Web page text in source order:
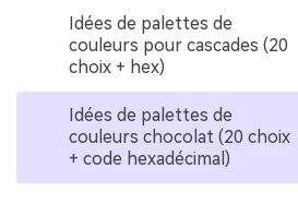
Idées de palettes de
couleurs pour cascades (20
choix + hex)
Idées de palettes de
couleurs chocolat (20 choix
+ code hexadécimal)